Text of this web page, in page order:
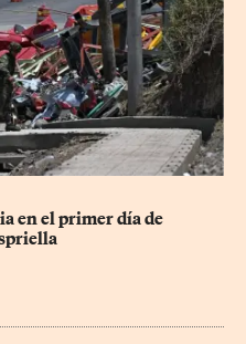
en el primer día de